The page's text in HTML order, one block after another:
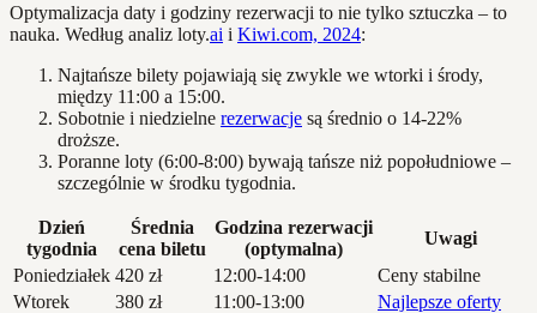
Optymalizacja daty i godziny rezerwacji to nie tylko sztuczka – to
nauka. Według analiz loty.ai i Kiwi.com, 2024:
Najtańsze bilety pojawiają się zwykle we wtorki i środy,
między 11:00 a 15:00.
Sobotnie i niedzielne rezerwacje są średnio o 14-22%
droższe.
Poranne loty (6:00-8:00) bywają tańsze niż popołudniowe –
szczególnie w środku tygodnia.
Dzień
tygodnia
Średnia
cena biletu
Godzina rezerwacji
(optymalna)
Uwagi
Poniedziałek 420 zł 12:00-14:00
Ceny stabilne
Wtorek
380 zł 11:00-13:00 Najlepsze oferty